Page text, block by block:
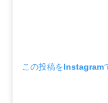
この投稿をInstagram